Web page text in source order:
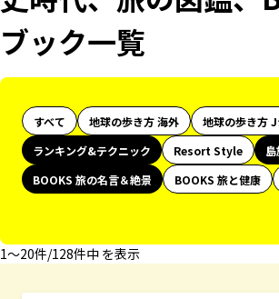
ブック一覧
すべて 地球の歩き方 海外 地球の歩き方 J
ランキング&テクニック
Resort Style
BOOKS 旅の名言＆絶景
BOOKS 旅と健康
1〜20件/128件中 を表示